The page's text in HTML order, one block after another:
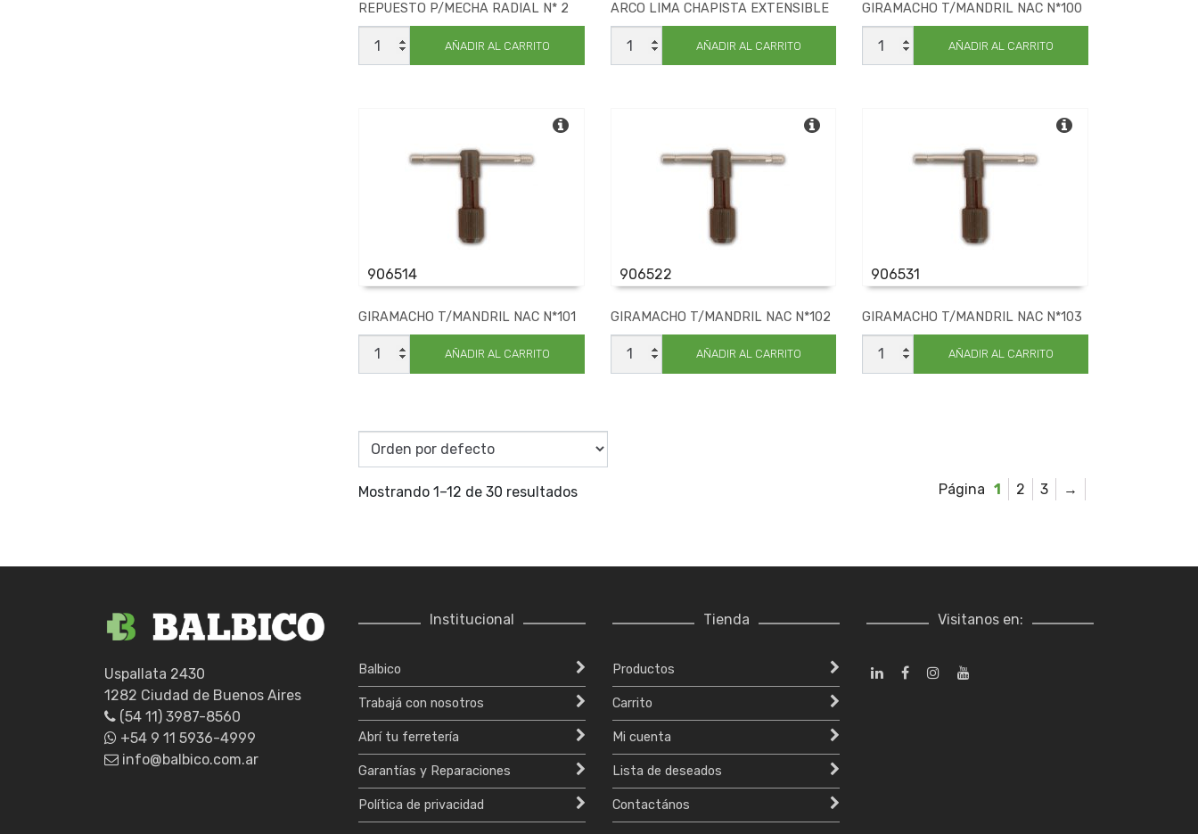
REPUESTO P/MECHA RADIAL N* 2
REPUESTO
P/MECHA
RADIAL
AÑADIR AL CARRITO
ARCO LIMA CHAPISTA EXTENSIBLE
ARCO
LIMA
CHAPISTA
AÑADIR AL CARRITO
GIRAMACHO T/MANDRIL NAC N*100
GIRAMACHO
T/MANDRIL
NAC
AÑADIR AL CARRITO
906514
GIRAMACHO T/MANDRIL NAC N*101
GIRAMACHO
T/MANDRIL
NAC
AÑADIR AL CARRITO
906522
GIRAMACHO T/MANDRIL NAC N*102
GIRAMACHO
T/MANDRIL
NAC
AÑADIR AL CARRITO
906531
GIRAMACHO T/MANDRIL NAC N*103
GIRAMACHO
T/MANDRIL
NAC
AÑADIR AL CARRITO
Mostrando 1–12 de 30 resultados 1 2 3 →
Uspallata 2430
1282 Ciudad de Buenos Aires
(54 11) 3987-8560
+54 9 11 5936-4999
info@balbico.com.ar
Institucional
Balbico
Trabajá con nosotros
Abrí tu ferretería
Garantías y Reparaciones
Política de privacidad
Tienda
Productos
Carrito
Mi cuenta
Lista de deseados
Contactános
Visitanos en: